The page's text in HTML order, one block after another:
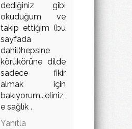
dediğiniz gibi
okuduğum ve
takip ettiğim (bu
sayfada
dahil)hepsine
körükörüne dilde
sadece fikir
almak için
bakıyorum...eliniz
e sağlık .
Yanıtla